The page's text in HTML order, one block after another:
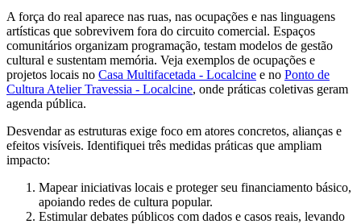
A força do real aparece nas ruas, nas ocupações e nas linguagens
artísticas que sobrevivem fora do circuito comercial. Espaços
comunitários organizam programação, testam modelos de gestão
cultural e sustentam memória. Veja exemplos de ocupações e
projetos locais no Casa Multifacetada - Localcine e no Ponto de
Cultura Atelier Travessia - Localcine, onde práticas coletivas geram
agenda pública.
Desvendar as estruturas exige foco em atores concretos, alianças e
efeitos visíveis. Identifiquei três medidas práticas que ampliam
impacto:
Mapear iniciativas locais e proteger seu financiamento básico,
apoiando redes de cultura popular.
Estimular debates públicos com dados e casos reais, levando